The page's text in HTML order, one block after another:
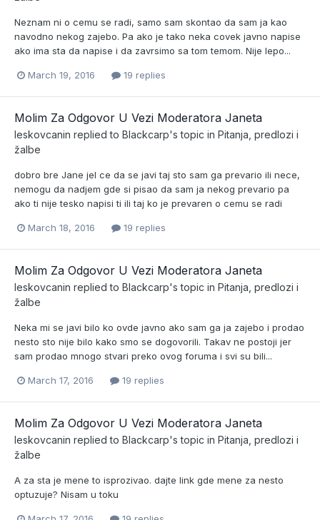
Neznam ni o cemu se radi, samo sam skontao da sam ja kao
navodno nekog zajebo. Pa ako je tako neka covek javno napise
ako ima sta da napise i da zavrsimo sa tom temom. Nije lepo...
March 19, 2016 19 replies
Molim Za Odgovor U Vezi Moderatora Janeta
leskovcanin replied to Blackcarp's topic in Pitanja, predlozi i
žalbe
dobro bre Jane jel ce da se javi taj sto sam ga prevario ili nece,
nemogu da nadjem gde si pisao da sam ja nekog prevario pa
ako ti nije tesko napisi ti ili taj ko je prevaren o cemu se radi
March 18, 2016 19 replies
Molim Za Odgovor U Vezi Moderatora Janeta
leskovcanin replied to Blackcarp's topic in Pitanja, predlozi i
žalbe
Neka mi se javi bilo ko ovde javno ako sam ga ja zajebo i prodao
nesto sto nije bilo kako smo se dogovorili. Takav ne postoji jer
sam prodao mnogo stvari preko ovog foruma i svi su bili...
March 17, 2016 19 replies
Molim Za Odgovor U Vezi Moderatora Janeta
leskovcanin replied to Blackcarp's topic in Pitanja, predlozi i
žalbe
A za sta je mene to isprozivao. dajte link gde mene za nesto
optuzuje? Nisam u toku